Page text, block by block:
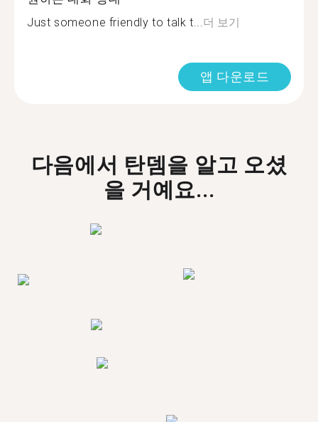
Just someone friendly to talk t...더 보기
앱 다운로드
다음에서 탄뎀을 알고 오셨
을 거예요...